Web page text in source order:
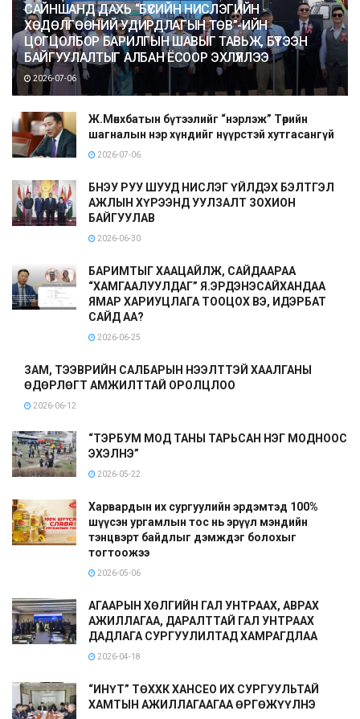
САЙНШАНД ДАХЬ “БҮСИЙН НИСЛЭГИЙН
ХӨДӨЛГӨӨНИЙ УДИРДЛАГЫН ТӨВ”-ИЙН
ЦОГЦОЛБОР БАРИЛГЫН ШАВЫГ ТАВЬЖ, БҮТЭЭН
БАЙГУУЛАЛТЫГ АЛБАН ЁСООР ЭХЛҮҮЛЛЭЭ
2026-07-06
Ж.Мөнхбатын бүтээлийг “нэрлэж” Төрийн
шагналын нэр хүндийг нүүрстэй хутгасангүй
2026-07-06
БНЭУ РУУ ШУУД НИСЛЭГ ҮЙЛДЭХ БЭЛТГЭЛ
АЖЛЫН ХҮРЭЭНД УУЛЗАЛТ ЗОХИОН
БАЙГУУЛАВ
2026-06-30
БАРИМТЫГ ХААЦАЙЛЖ, САЙДААРАА
“ХАМГААЛУУЛДАГ” Я.ЭРДЭНЭСАЙХАНДАА
ЯМАР ХАРИУЦЛАГА ТООЦОХ ВЭ, ИДЭРБАТ
САЙД АА?
2026-06-25
ЗАМ, ТЭЭВРИЙН САЛБАРЫН НЭЭЛТТЭЙ ХААЛГАНЫ
ӨДӨРЛӨГТ АМЖИЛТТАЙ ОРОЛЦЛОО
2026-06-12
“ТЭРБУМ МОД ТАНЫ ТАРЬСАН НЭГ МОДНООС
ЭХЭЛНЭ”
2026-05-22
Харвардын их сургуулийн эрдэмтэд 100%
шүүсэн ургамлын тос нь эрүүл мэндийн
тэнцвэрт байдлыг дэмждэг болохыг
тогтоожээ
2026-05-06
АГААРЫН ХӨЛГИЙН ГАЛ УНТРААХ, АВРАХ
АЖИЛЛАГАА, ДАРАЛТТАЙ ГАЛ УНТРААХ
ДАДЛАГА СУРГУУЛИЛТАД ХАМРАГДЛАА
2026-04-18
“ИНҮТ” ТӨХХК ХАНСЕО ИХ СУРГУУЛЬТАЙ
ХАМТЫН АЖИЛЛАГААГАА ӨРГӨЖҮҮЛНЭ